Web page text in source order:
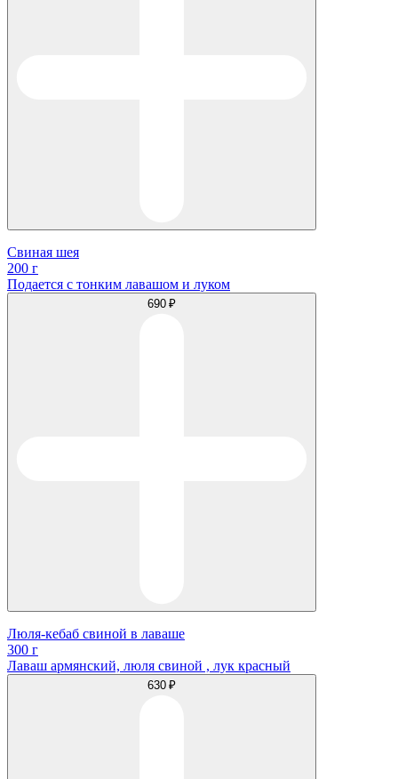
Свиная шея
200 г
Подается с тонким лавашом и луком
690 ₽
Люля-кебаб свиной в лаваше
300 г
Лаваш армянский, люля свиной , лук красный
630 ₽